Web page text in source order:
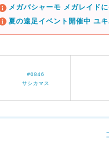
メガバシャーモ メガレイド
夏の遠足イベント開催中 ユ
#0846
サシカマス